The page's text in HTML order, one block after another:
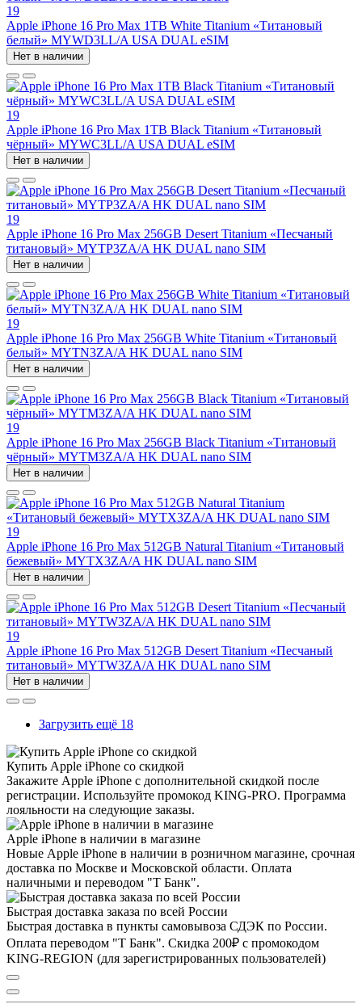
19
Apple iPhone 16 Pro Max 1TB White Titanium «Титановый
белый» MYWD3LL/A USA DUAL eSIM
Нет в наличии
19
Apple iPhone 16 Pro Max 1TB Black Titanium «Титановый
чёрный» MYWC3LL/A USA DUAL eSIM
Нет в наличии
19
Apple iPhone 16 Pro Max 256GB Desert Titanium «Песчаный
титановый» MYTP3ZA/A HK DUAL nano SIM
Нет в наличии
19
Apple iPhone 16 Pro Max 256GB White Titanium «Титановый
белый» MYTN3ZA/A HK DUAL nano SIM
Нет в наличии
19
Apple iPhone 16 Pro Max 256GB Black Titanium «Титановый
чёрный» MYTM3ZA/A HK DUAL nano SIM
Нет в наличии
19
Apple iPhone 16 Pro Max 512GB Natural Titanium «Tитановый
бежевый» MYTX3ZA/A HK DUAL nano SIM
Нет в наличии
19
Apple iPhone 16 Pro Max 512GB Desert Titanium «Песчаный
титановый» MYTW3ZA/A HK DUAL nano SIM
Нет в наличии
Загрузить ещё 18
Купить Apple iPhone со скидкой
Закажите Apple iPhone с дополнительной скидкой после
регистрации. Используйте промокод KING-PRO. Программа
лояльности на следующие заказы.
Apple iPhone в наличии в магазине
Новые Apple iPhone в наличии в розничном магазине, срочная
доставка по Москве и Московской области. Оплата
наличными и переводом "Т Банк".
Быстрая доставка заказа по всей России
Быстрая доставка в пункты самовывоза СДЭК по России.
Оплата переводом "Т Банк". Скидка 200₽ с промокодом
KING-REGION (для зарегистрированных пользователей)